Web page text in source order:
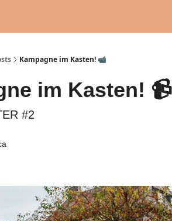
Kampagne im Kasten! 📹
im Kasten! 📹
#2